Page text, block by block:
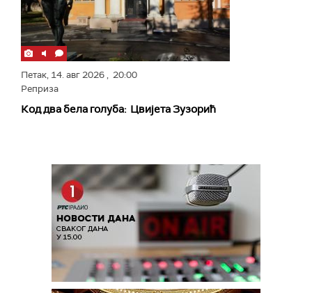
Петак, 14. авг 2026, 20:00
Реприза
Код два бела голуба: Цвијета Зузорић